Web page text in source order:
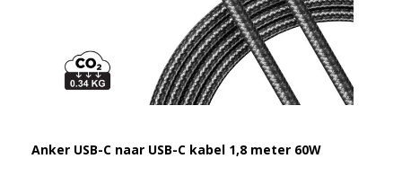
Anker USB-C naar USB-C kabel 1,8 meter 60W